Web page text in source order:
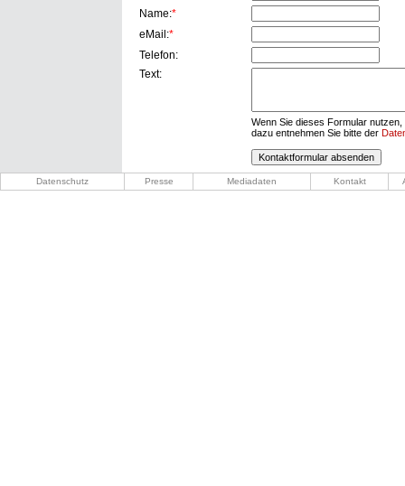
Name:*
eMail:*
Telefon:
Text:
Wenn Sie dieses Formular
dazu entnehmen Sie bitte der
Datenschutz Presse Mediadaten Kontakt